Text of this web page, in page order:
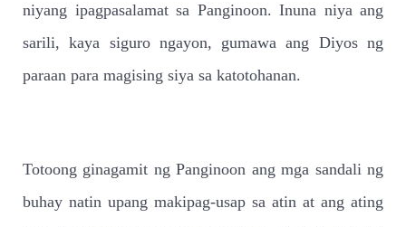
niyang ipagpasalamat sa Panginoon. Inuna niya ang
sarili, kaya siguro ngayon, gumawa ang Diyos ng
paraan para magising siya sa katotohanan.
Totoong ginagamit ng Panginoon ang mga sandali ng
buhay natin upang makipag-usap sa atin at ang ating